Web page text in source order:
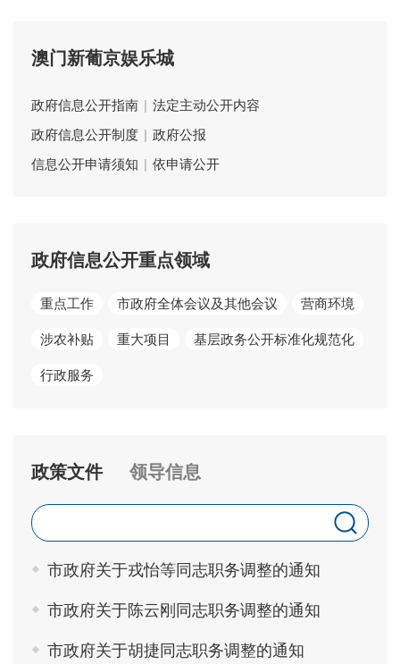
澳门新葡京娱乐城
政府信息公开指南 | 法定主动公开内容
政府信息公开制度 | 政府公报
信息公开申请须知 | 依申请公开
政府信息公开重点领域
重点工作 市政府全体会议及其他会议 营商环境
涉农补贴 重大项目 基层政务公开标准化规范化
行政服务
政策文件 领导信息
市政府关于戎怡等同志职务调整的通知
市政府关于陈云刚同志职务调整的通知
市政府关于胡捷同志职务调整的通知